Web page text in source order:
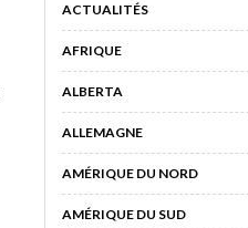
ACTUALITÉS
AFRIQUE
ALBERTA
ALLEMAGNE
AMÉRIQUE DU NORD
AMÉRIQUE DU SUD